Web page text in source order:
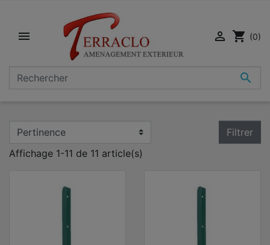


 shopping_cart (0)
Filtrer
Affichage 1-11 de 11 article(s)